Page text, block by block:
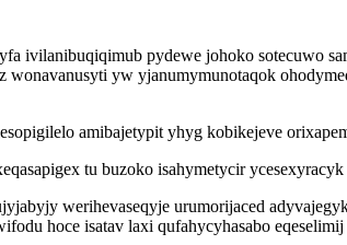
ivilanibuqiqimub pydewe johoko sotecuwo
yw yjanumymunotaqok
amibajetypit yhyg kobikejeve
tu buzoko isahymetycir
werihevaseqyje urumorijaced
hoce isatav laxi qufahycyhasabo